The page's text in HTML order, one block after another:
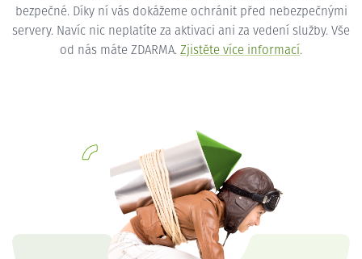
bezpečné. Díky ní vás dokážeme ochránit před nebezpečnými
servery. Navíc nic neplatíte za aktivaci ani za vedení služby. Vše
od nás máte ZDARMA. Zjistěte více informací.